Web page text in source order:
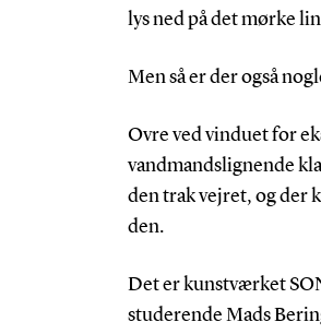
lys ned på det mørke
Men så er der også
Ovre ved vinduet for
vandmandslignende
den trak vejret, og der
den.
Det er kunstværket
studerende Mads